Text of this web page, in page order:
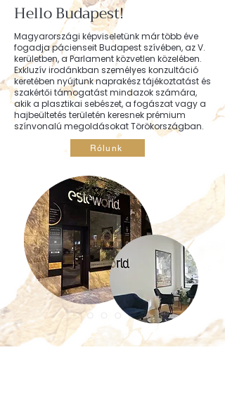
Hello Budapest!
Magyarországi képviseletünk már több éve
fogadja pácienseit Budapest szívében, az V.
kerületben, a Parlament közvetlen közelében.
Exkluzív irodánkban személyes konzultáció
keretében nyújtunk naprakész tájékoztatást és
szakértői támogatást mindazok számára,
akik a plasztikai sebészet, a fogászat vagy a
hajbeültetés területén keresnek prémium
színvonalú megoldásokat Törökországban.
Rólunk